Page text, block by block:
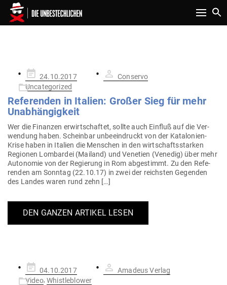
Toggle
SCHLAGWORT:
Gepostet
am
24.10.2017
Conservo
Uncategorized
Refe­renden in Italien: Großer Sieg für mehr
Unabhängigkeit
Wer die Finanzen erwirt­schaftet, sollte auch Einfluß auf die Ver­
wendung haben. Scheinbar unbe­ein­druckt von der Kata­­lonien-
Krise haben in Italien die Men­schen in den wirt­schafts­starken
Regionen Lom­bardei (Mailand) und Venetien (Venedig) über mehr
Auto­nomie von der Regierung in Rom abge­stimmt. Zu den Refe­
renden am Sonntag (22.10.17) in zwei der reichsten Gegenden
des Landes waren rund zehn […]
DEN GANZEN ARTIKEL LESEN
Gepostet
am
04.10.2017
Amadeus Verlag
Video,Whistleblower